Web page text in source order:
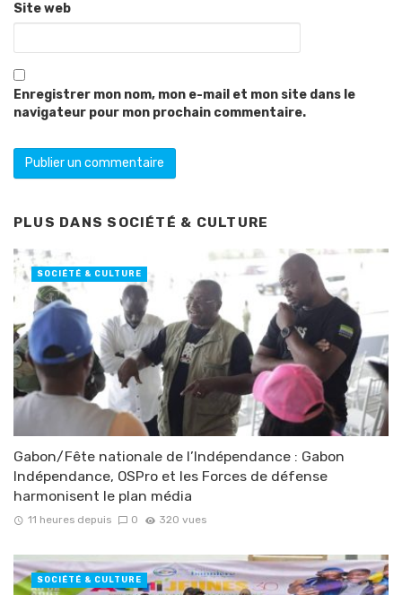
Site web
Enregistrer mon nom, mon e-mail et mon site dans le
navigateur pour mon prochain commentaire.
PLUS DANS SOCIÉTÉ & CULTURE
Gabon/Fête nationale de l’Indépendance : Gabon
Indépendance, OSPro et les Forces de défense
harmonisent le plan média
11 heures depuis 0 320 vues
SOCIÉTÉ & CULTURE
SOCIÉTÉ & CULTURE